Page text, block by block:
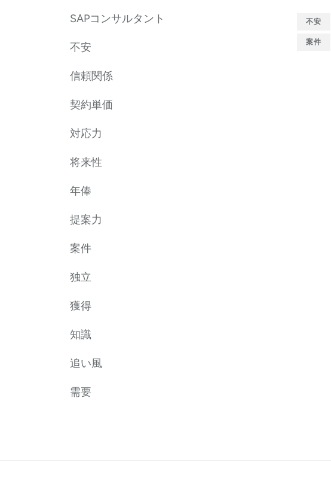
SAPコンサルタント
不安
信頼関係
契約単価
対応力
将来性
年俸
提案力
案件
独立
獲得
知識
追い風
需要
不安
案件